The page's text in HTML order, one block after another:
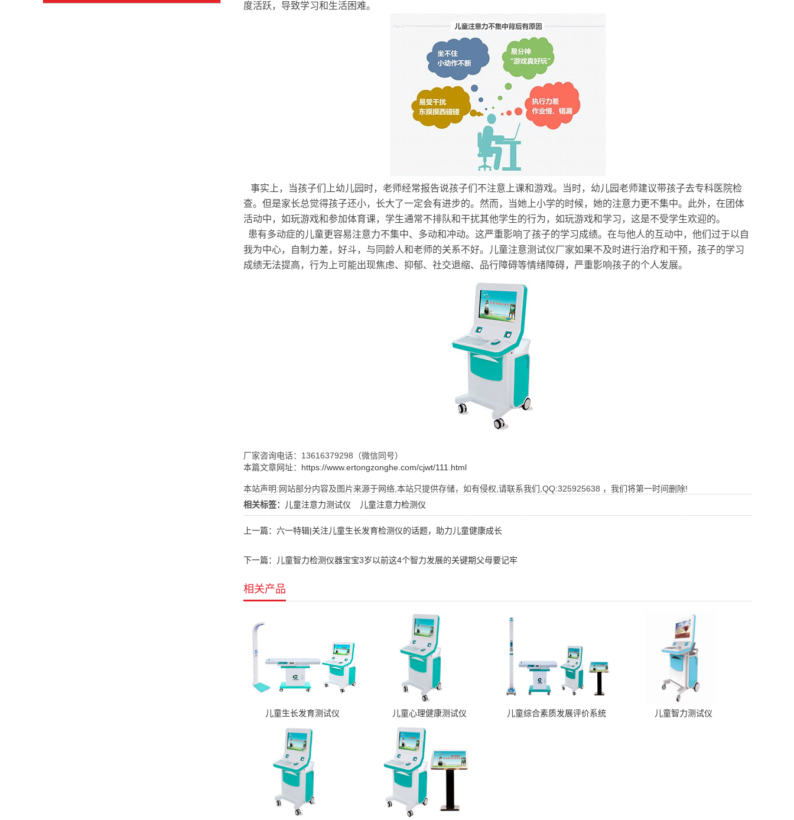
度活跃，导致学习和生活困难。
事实上，当孩子们上幼儿园时，老师经常报告说孩子们不注意上课和游戏。当时，幼儿园老师建议带孩子去专科医院检
查。但是家长总觉得孩子还小，长大了一定会有进步的。 然而，当她上小学的时候，她的注意力更不集中。此外，在团体
活动中，如玩游戏和参加体育课，学生通常不排队和干扰其他学生的行为，如玩游戏和学习，这是不受学生欢迎的。
患有多动症的儿童更容易注意力不集中、多动和冲动。这严重影响了孩子的学习成绩。在与他人的互动中，他们过于以自
我为中心，自制力差，好斗，与同龄人和老师的关系不好。儿童注意测试仪厂家如果不及时进行治疗和干预，孩子的学习
成绩无法提高，行为上可能出现焦虑、抑郁、社交退缩、品行障碍等情绪障碍，严重影响孩子的个人发展。
厂家咨询电话：13616379298（微信同号）
本篇文章网址： https://www.ertongzonghe.com/cjwt/111.html
本站声明:网站部分内容及图片来源于网络,本站只提供存储，如有侵权,请联系我们,QQ:325925638 ，我们将第一时间删除!
相关标签：
儿童注意力测试仪 儿童注意力检测仪
上一篇：六一特辑|关注儿童生长发育检测仪的话题，助力儿童健康成长
下一篇：儿童智力检测仪器宝宝3岁以前这4个智力发展的关键期父母要记牢
相关产品
儿童生长发育测试仪 儿童心理健康测试仪 儿童综合素质发展评价系统 儿童智力测试仪